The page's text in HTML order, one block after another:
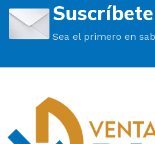
Sea el primero en